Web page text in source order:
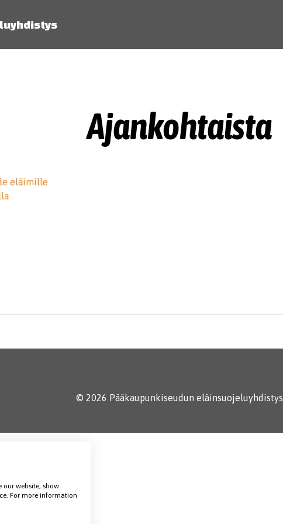
Ajankohtaista
eläimille
© 2026 Pääkaupunkiseudun eläinsuojeluyhdistys
our website, show
For more information